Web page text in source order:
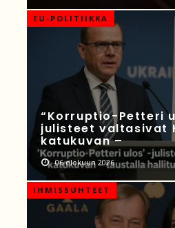
EU-POLITIIKKA
“Korruptio-Petteri
julisteet valtasivat
katukuvan –
06 elokuun 2026
IHMISSUHTEET